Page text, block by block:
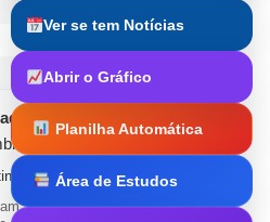
ativos
horas
•
5.126
Ver se tem Notícias
Abrir o Gráfico
Planilha Automática
Área de Estudos